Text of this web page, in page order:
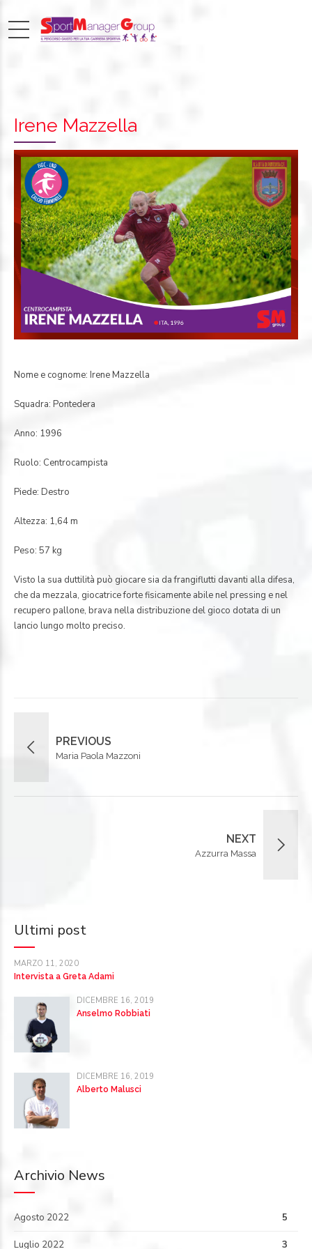
Irene Mazzella
Nome e cognome: Irene Mazzella
Squadra: Pontedera
Anno: 1996
Ruolo: Centrocampista
Piede: Destro
Altezza: 1,64 m
Peso: 57 kg
Visto la sua duttilità può giocare sia da frangiflutti davanti alla difesa,
che da mezzala, giocatrice forte fisicamente abile nel pressing e nel
recupero pallone, brava nella distribuzione del gioco dotata di un
lancio lungo molto preciso.
PREVIOUS
Maria Paola Mazzoni
NEXT
Azzurra Massa
Ultimi post
MARZO 11, 2020
Intervista a Greta Adami
DICEMBRE 16, 2019
Anselmo Robbiati
DICEMBRE 16, 2019
Alberto Malusci
Archivio News
Agosto 2022 5
Luglio 2022 3